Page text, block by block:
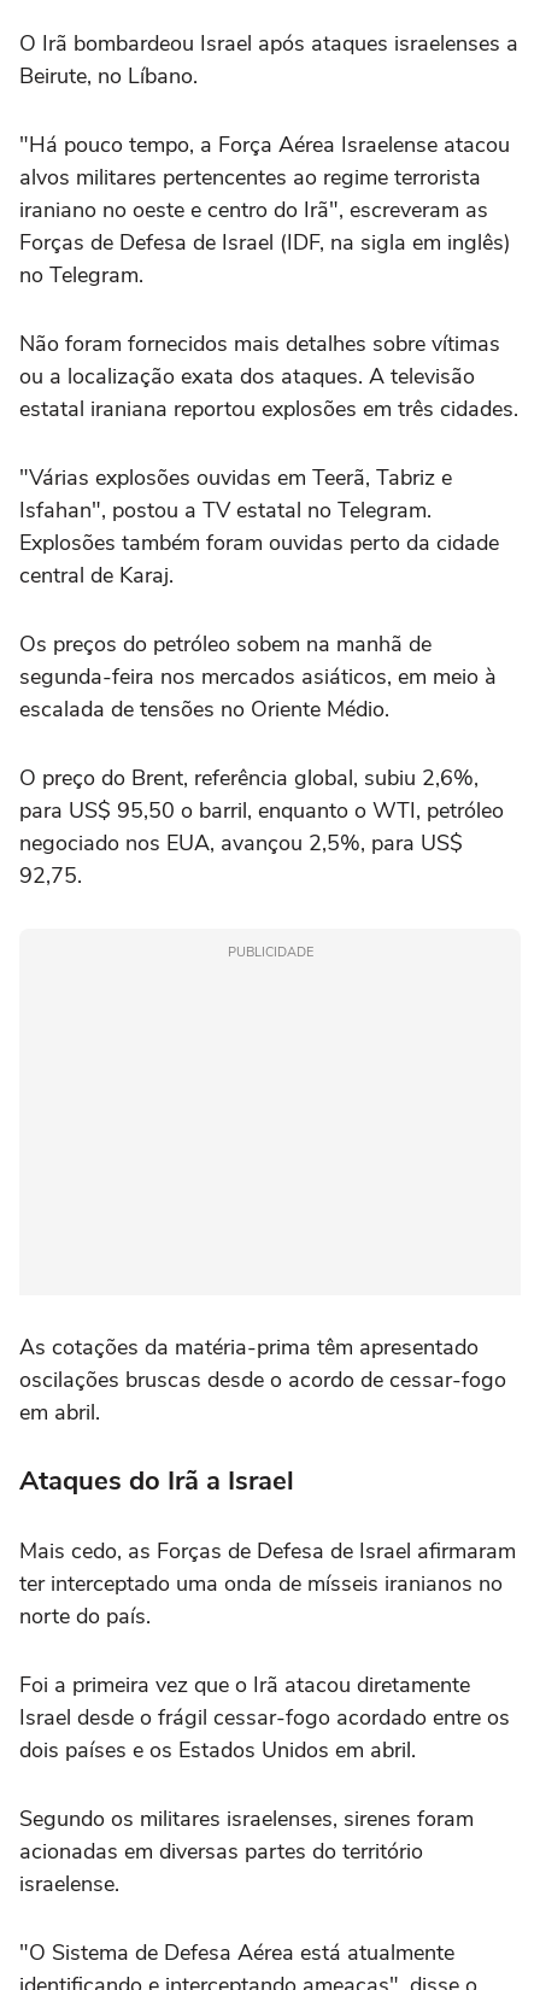
O Irã bombardeou Israel após ataques israelenses a
Beirute, no Líbano.
"Há pouco tempo, a Força Aérea Israelense atacou
alvos militares pertencentes ao regime terrorista
iraniano no oeste e centro do Irã", escreveram as
Forças de Defesa de Israel (IDF, na sigla em inglês)
no Telegram.
Não foram fornecidos mais detalhes sobre vítimas
ou a localização exata dos ataques. A televisão
estatal iraniana reportou explosões em três cidades.
"Várias explosões ouvidas em Teerã, Tabriz e
Isfahan", postou a TV estatal no Telegram.
Explosões também foram ouvidas perto da cidade
central de Karaj.
Os preços do petróleo sobem na manhã de
segunda-feira nos mercados asiáticos, em meio à
escalada de tensões no Oriente Médio.
O preço do Brent, referência global, subiu 2,6%,
para US$ 95,50 o barril, enquanto o WTI, petróleo
negociado nos EUA, avançou 2,5%, para US$
92,75.
PUBLICIDADE
As cotações da matéria-prima têm apresentado
oscilações bruscas desde o acordo de cessar-fogo
em abril.
Ataques do Irã a Israel
Mais cedo, as Forças de Defesa de Israel afirmaram
ter interceptado uma onda de mísseis iranianos no
norte do país.
Foi a primeira vez que o Irã atacou diretamente
Israel desde o frágil cessar-fogo acordado entre os
dois países e os Estados Unidos em abril.
Segundo os militares israelenses, sirenes foram
acionadas em diversas partes do território
israelense.
"O Sistema de Defesa Aérea está atualmente